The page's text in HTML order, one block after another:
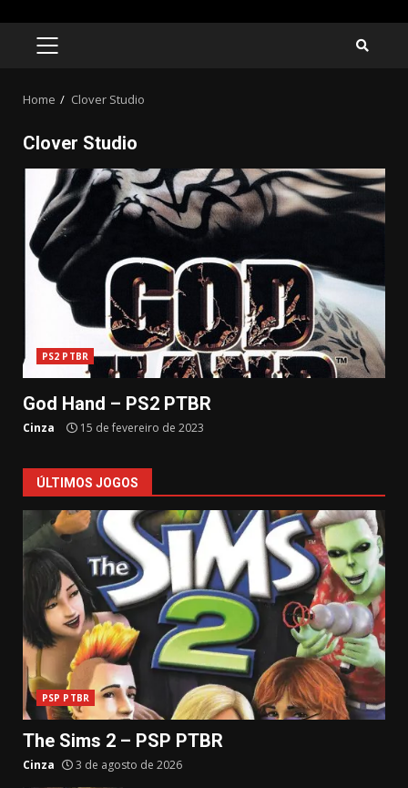
PRIMARY
Home Clover Studio
Clover Studio
PS2 PTBR
God Hand – PS2 PTBR
Cinza 15 de fevereiro de 2023
ÚLTIMOS JOGOS
PSP PTBR
The Sims 2 – PSP PTBR
Cinza 3 de agosto de 2026